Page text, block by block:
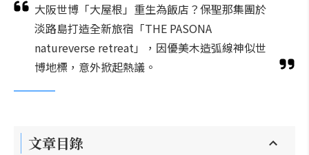
大阪世博「大屋根」重生為飯店？保聖那集團於
淡路島打造全新旅宿「THE PASONA
natureverse retreat」，因優美木造弧線神似世
博地標，意外掀起熱議。
文章目錄